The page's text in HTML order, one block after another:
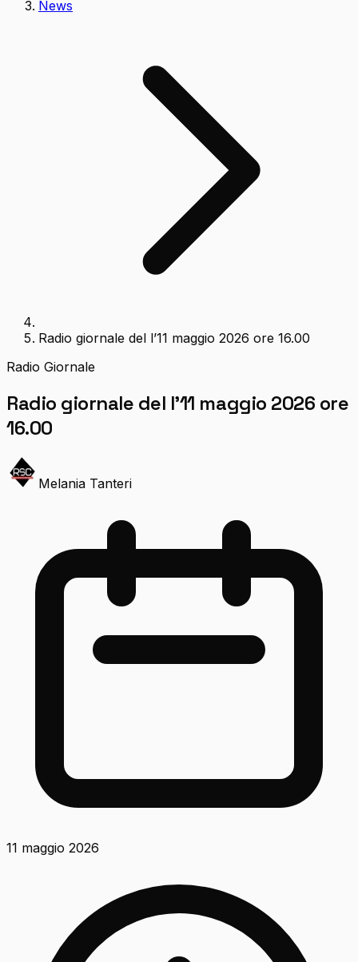
News
Radio giornale del l’11 maggio 2026 ore 16.00
Radio Giornale
Radio giornale del l’11 maggio 2026 ore
16.00
Melania Tanteri
11 maggio 2026